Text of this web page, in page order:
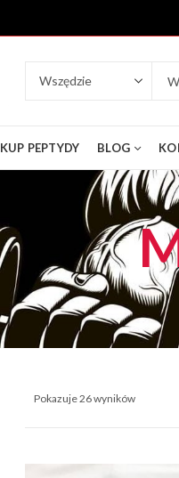
KUP PEPTYDY BLOG
Pokazuje 26 wyników